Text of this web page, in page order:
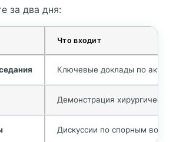
за два дня:
Что входит
Ключевые доклады по
Демонстрация
Дискуссии по спорным